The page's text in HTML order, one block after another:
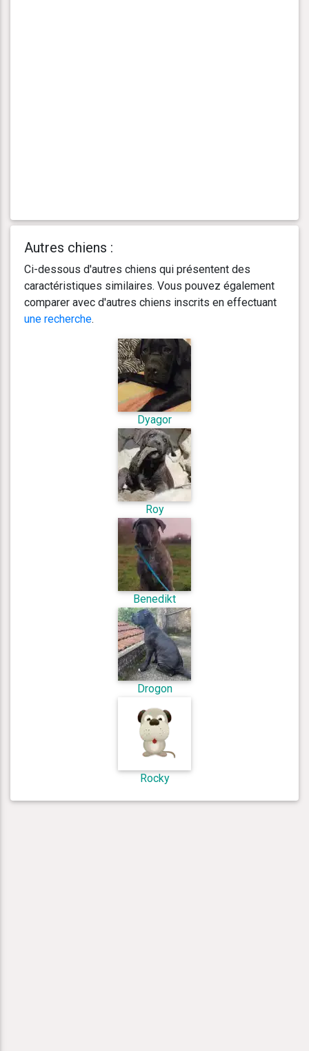
Autres chiens :
Ci-dessous d'autres chiens qui présentent des
caractéristiques similaires. Vous pouvez également
comparer avec d'autres chiens inscrits en effectuant
une recherche.
Dyagor
Roy
Benedikt
Drogon
Rocky